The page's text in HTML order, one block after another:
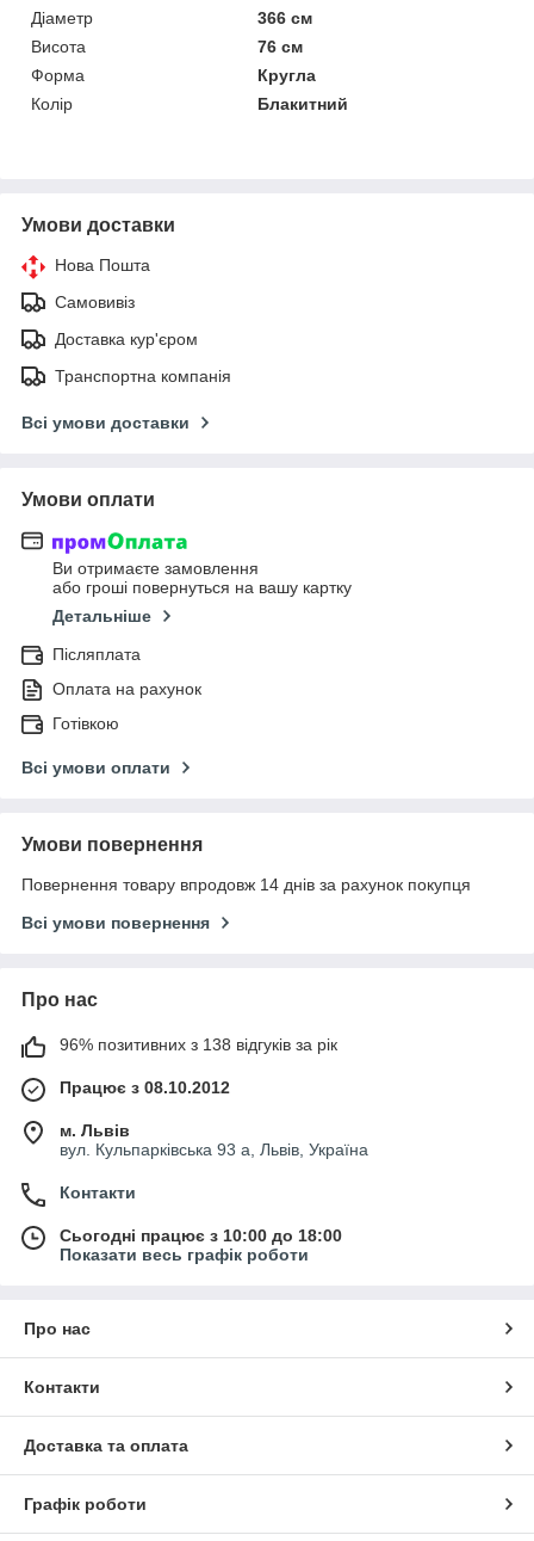
Діаметр
366 см
Висота
76 см
Форма
Кругла
Колір
Блакитний
Умови доставки
Нова Пошта
Самовивіз
Доставка кур'єром
Транспортна компанія
Всі умови доставки
Умови оплати
Ви отримаєте замовлення
або гроші повернуться на вашу картку
Детальніше
Післяплата
Оплата на рахунок
Готівкою
Всі умови оплати
Умови повернення
Повернення товару впродовж 14 днів за рахунок покупця
Всі умови повернення
Про нас
96% позитивних з 138 відгуків за рік
Працює з 08.10.2012
м. Львів
вул. Кульпарківська 93 а, Львів, Україна
Контакти
Сьогодні працює з 10:00 до 18:00
Показати весь графік роботи
Про нас
Контакти
Доставка та оплата
Графік роботи